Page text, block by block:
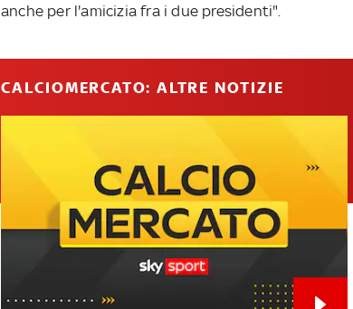
anche per l'amicizia fra i due presidenti".
CALCIOMERCATO: ALTRE NOTIZIE